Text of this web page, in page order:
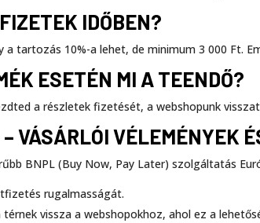
IDŐBEN?
a tartozás 10%-a lehet, de minimum 3 000 Ft.
ESETÉN MI A TEENDŐ?
a részletek fizetését, a webshopunk
VÁSÁRLÓI VÉLEMÉNYEK
BNPL (Buy Now, Pay Later) szolgáltatás
rugalmasságát.
vissza a webshopokhoz, ahol ez a